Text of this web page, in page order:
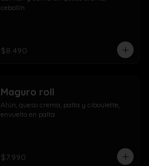
cebollín
$8.490
Maguro roll
Atún, queso crema, palta y ciboulette,
envuelto en palta
$7.990